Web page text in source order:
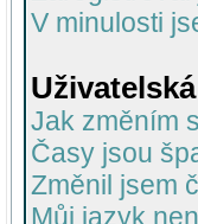
V minulosti
Jak změním
Časy jsou
Změnil jsem
Můj jazyk